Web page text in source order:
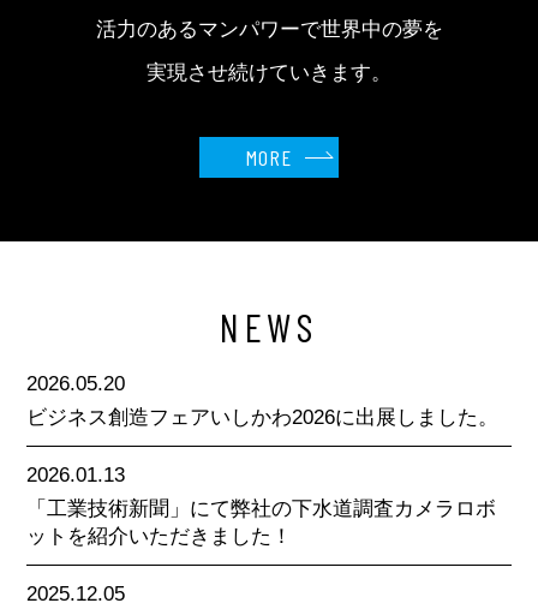
活力のあるマンパワーで世界中の夢を
実現させ続けていきます。
MORE
NEWS
2026.05.20
ビジネス創造フェアいしかわ2026に出展しました。
2026.01.13
「工業技術新聞」にて弊社の下水道調査カメラロボ
ットを紹介いただきました！
2025.12.05